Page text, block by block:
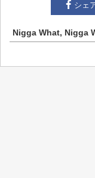
シェ
Nigga What, Nigga